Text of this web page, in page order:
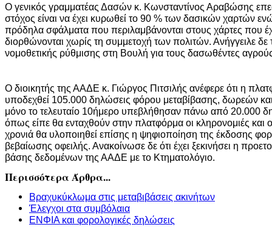
Ο γενικός γραμματέας Δασών κ. Κωνσταντίνος Αραβώσης
στόχος είναι να έχει κυρωθεί το 90 % των δασικών χαρτών
πρόδηλα σφάλματα που περιλαμβάνονται στους χάρτες που
διορθώνονται χωρίς τη συμμετοχή των πολιτών. Ανήγγειλε
νομοθετικής ρύθμισης στη Βουλή για τους δασωθέντες
Ο διοικητής της ΑΑΔΕ κ. Γιώργος Πιτσιλής ανέφερε ότι η
υποδεχθεί 105.000 δηλώσεις φόρου μεταβίβασης, δωρεών
μόνο το τελευταίο 10ήμερο υπεβλήθησαν πάνω από 20.000
όπως είπε θα ενταχθούν στην πλατφόρμα οι κληρονομιές
χρονιά θα υλοποιηθεί επίσης η ψηφιοποίηση της έκδοσης
βεβαίωσης οφειλής. Ανακοίνωσε δε ότι έχει ξεκινήσει η
βάσης δεδομένων της ΑΑΔΕ με το Κτηματολόγιο.
Περισσότερα Άρθρα...
Βραχυκύκλωμα στις μεταβιβάσεις ακινήτων
Έλεγχοι στα συμβόλαια
ΕΝΦΙΑ και φορολογικές δηλώσεις